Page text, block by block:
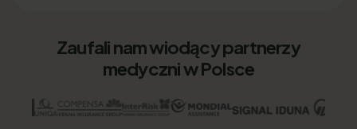
Zaufali nam wiodący partnerzy
medyczni w Polsce